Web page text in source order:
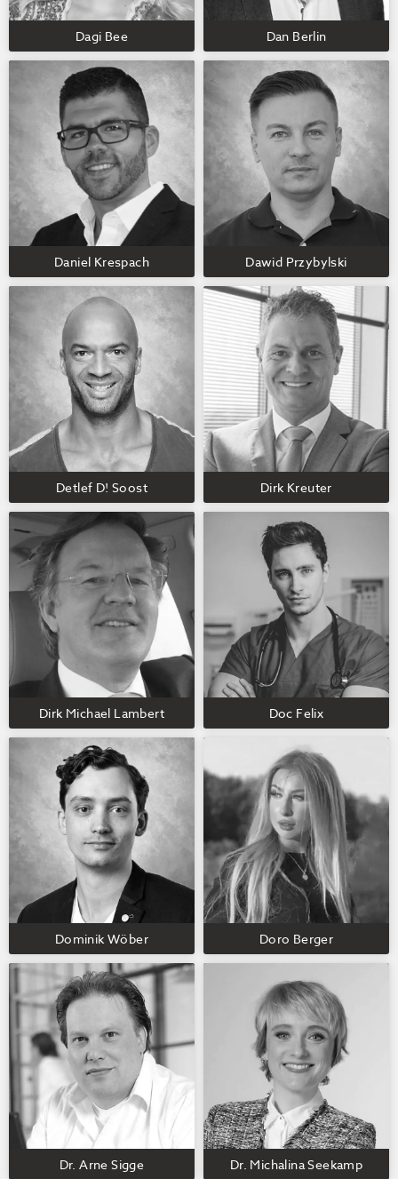
Dagi Bee Dan Berlin
Daniel Krespach Dawid Przybylski
Detlef D! Soost Dirk Kreuter
Dirk Michael Lambert Doc Felix
Dominik Wöber Doro Berger
Dr. Arne Sigge Dr. Michalina Seekamp